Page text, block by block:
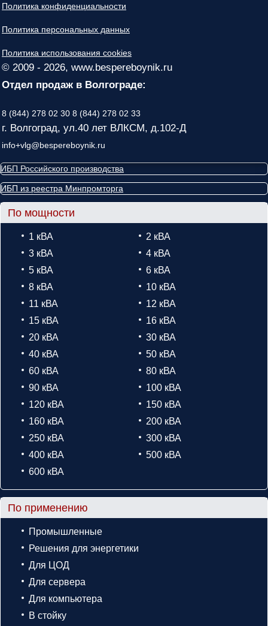
Политика конфиденциальности
Политика персональных данных
Политика использования cookies
© 2009 - 2026, www.bespereboynik.ru
Отдел продаж в Волгограде:
8 (844) 278 02 30 8 (844) 278 02 33
г. Волгоград, ул.40 лет ВЛКСМ, д.102-Д
info+vlg@bespereboynik.ru
ИБП Российского производства
ИБП из реестра Минпромторга
По мощности
1 кВА
2 кВА
3 кВА
4 кВА
5 кВА
6 кВА
8 кВА
10 кВА
11 кВА
12 кВА
15 кВА
16 кВА
20 кВА
30 кВА
40 кВА
50 кВА
60 кВА
80 кВА
90 кВА
100 кВА
120 кВА
150 кВА
160 кВА
200 кВА
250 кВА
300 кВА
400 кВА
500 кВА
600 кВА
По применению
Промышленные
Решения для энергетики
Для ЦОД
Для сервера
Для компьютера
В стойку